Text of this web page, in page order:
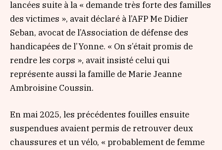
lancées suite à la « demande très forte des familles
des victimes », avait déclaré à l’AFP Me Didier
Seban, avocat de l’Association de défense des
handicapées de l’Yonne. « On s’était promis de
rendre les corps », avait insisté celui qui
représente aussi la famille de Marie Jeanne
Ambroisine Coussin.
En mai 2025, les précédentes fouilles ensuite
suspendues avaient permis de retrouver deux
chaussures et un vélo, « probablement de femme